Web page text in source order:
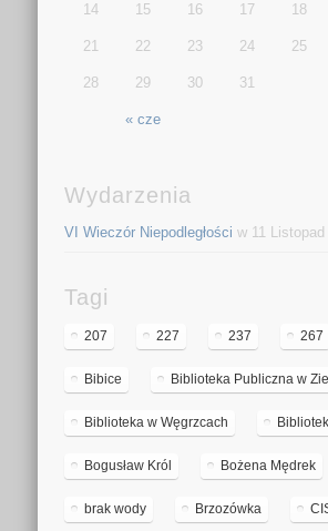
« cze
14 15 16 17 18
21 22 23 24 25
28 29 30 31
Wydarzenia
VI Wieczór Niepodległości w 11
Tagi
207 227 237 267
Bibice Biblioteka Publiczna w
Biblioteka w Węgrzcach
Bogusław Król Bożena Mędrek
brak wody Brzozówka